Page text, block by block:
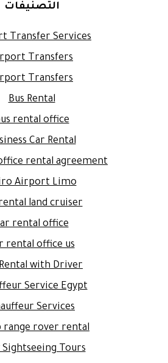
التصنيفات
Transfer Services
Transfers
Transfers
Bus Rental
rental office
Car Rental
rental agreement
Airport Limo
land cruiser
rental office
rental office us
with Driver
Service Egypt
Services
range rover rental
Sightseeing Tours